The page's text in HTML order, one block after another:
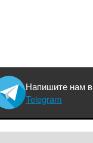
Напишите нам в
Telegram